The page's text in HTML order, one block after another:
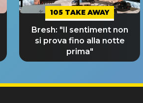
105 TAKE AWAY
Bresh: "Il sentiment non
si prova fino alla notte
prima"